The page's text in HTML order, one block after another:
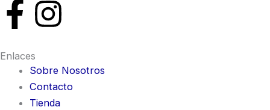
F
a
I
s
Enlaces
Sobre Nosotros
Contacto
Tienda